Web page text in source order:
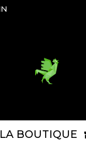
LA BOUTIQUE